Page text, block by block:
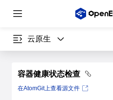
云原生
容器健康状态检查
在AtomGit上查看源文件